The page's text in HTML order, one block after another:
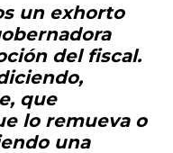
un exhorto
del fiscal.
que
lo remueva o
una